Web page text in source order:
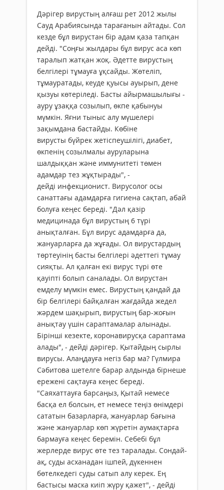
Дәрігер вирустың алғаш рет 2012 жылы
Сауд Арабиясында тарағанын айтады. Сол
кезде бұл вирустан бір адам қаза тапқан
дейді. "Соңғы жылдары бұл вирус аса көп
таралып жатқан жоқ. Әдетте вирустың
белгілері тұмауға ұқсайды. Жөтеліп,
тұмауратады, кеуде қуысы ауырып, дене
қызуы көтеріледі. Басты айырмашылығы -
ауру ұзаққа созылып, өкпе қабынуы
мүмкін. Яғни тыныс алу мүшелері
зақымдана бастайды. Көбіне
вирусты бүйрек жетіспеушілігі, диабет,
өкпенің созылмалы ауруларына
шалдыққан және иммунитеті төмен
адамдар тез жұқтырады", -
дейді инфекционист. Вирусолог осы
санаттағы адамдарға гигиена сақтап, абай
болуға кеңес береді. "Дәл қазір
медицинада бұл вирустың 6 түрі
анықталған. Бұл вирус адамдарға да,
жануарларға да жұғады. Ол вирустардың
төртеуінің басты белгілері әдеттегі тұмау
сияқты. Ал қалған екі вирус түрі өте
қауіпті болып саналады. Ол вирустан
емделу мүмкін емес. Вирустың қандай да
бір белгілері байқалған жағдайда жедел
жәрдем шақырып, вирустың бар-жоғын
анықтау үшін сараптамалар алынады.
Бірінші кезекте, коронавирусқа сараптама
алады", - дейді дәрігер. Қытайдың сырлы
вирусы. Алаңдауға негіз бар ма? Гүлмира
Сәбитова шетелге барар алдында бірнеше
ережені сақтауға кеңес береді.
"Саяхаттауға барсаңыз, Қытай немесе
басқа ел болсын, ет немесе теңіз өнімдері
сататын базарларға, жануарлар бағына
және жануарлар көп жүретін аумақтарға
бармауға кеңес беремін. Себебі бұл
жерлерде вирус өте тез таралады. Сондай-
ақ, суды асханадан ішпей, дүкеннен
бөтелкедегі суды сатып алу керек. Ең
бастысы маска киіп жүру қажет", - дейді